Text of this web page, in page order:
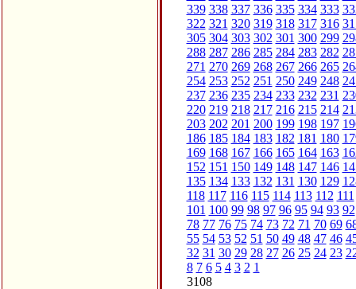
339 338 337 336 335 334 333
322 321 320 319 318 317 316
305 304 303 302 301 300 299
288 287 286 285 284 283 282
271 270 269 268 267 266 265
254 253 252 251 250 249 248
237 236 235 234 233 232 231
220 219 218 217 216 215 214
203 202 201 200 199 198 197
186 185 184 183 182 181 180
169 168 167 166 165 164 163
152 151 150 149 148 147 146
135 134 133 132 131 130 129
118 117 116 115 114 113 112 111
101 100 99 98 97 96 95 94 93 92
78 77 76 75 74 73 72 71 70 69
55 54 53 52 51 50 49 48 47 46
32 31 30 29 28 27 26 25 24 23
8 7 6 5 4 3 2 1
3108